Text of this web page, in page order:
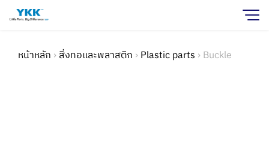
หน้าหลัก › สิ่งทอและพลาสติก › Plastic parts › Buckle